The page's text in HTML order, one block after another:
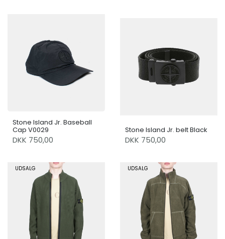
Stone Island Jr. Baseball
Cap V0029
DKK 750,00
Stone Island Jr. belt Black
DKK 750,00
UDSALG UDSALG